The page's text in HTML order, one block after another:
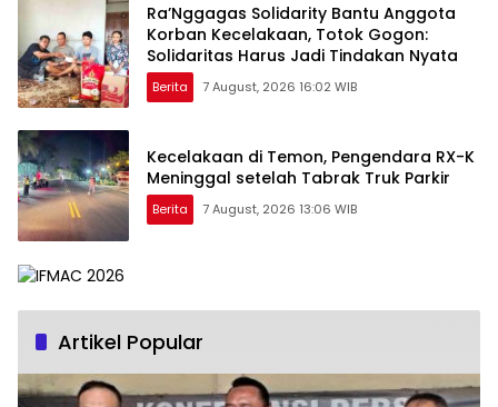
Ra’Nggagas Solidarity Bantu Anggota
Korban Kecelakaan, Totok Gogon:
Solidaritas Harus Jadi Tindakan Nyata
Berita 7 August, 2026 16:02 WIB
Kecelakaan di Temon, Pengendara RX-K
Meninggal setelah Tabrak Truk Parkir
Berita 7 August, 2026 13:06 WIB
Artikel Popular